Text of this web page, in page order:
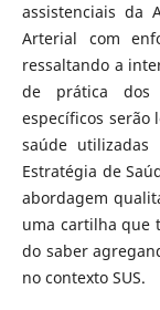
assistenciais da
Arterial com
ressaltando a
de prática dos
específicos serão
saúde utilizadas
Estratégia de
abordagem
uma cartilha que
do saber
no contexto SUS.